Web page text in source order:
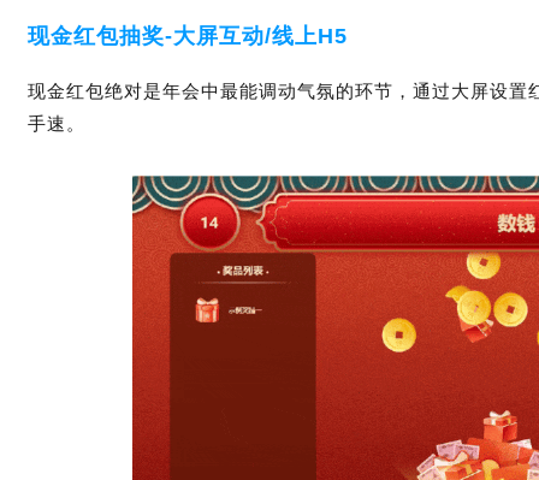
媒
现金红包抽奖-大屏互动/线上H5
现金红包绝对是年会中最能调动气氛的环节，通过大屏设置
手速。